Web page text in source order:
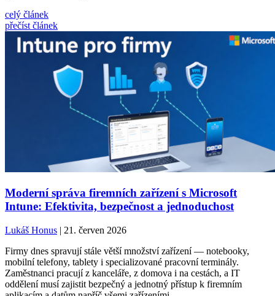
celý článek
přečíst článek
Moderní správa firemních zařízení s Microsoft
Intune: Efektivita, bezpečnost a jednoduchost
Lukáš Honus | 21. červen 2026
Firmy dnes spravují stále větší množství zařízení — notebooky,
mobilní telefony, tablety i specializované pracovní terminály.
Zaměstnanci pracují z kanceláře, z domova i na cestách, a IT
oddělení musí zajistit bezpečný a jednotný přístup k firemním